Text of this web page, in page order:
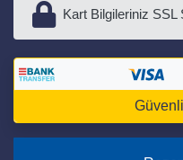
Kart Bilgileriniz SSL